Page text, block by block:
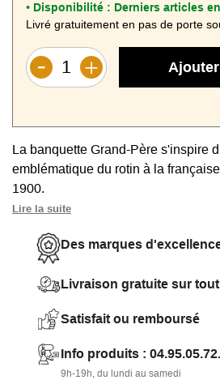
• Disponibilité : Derniers articles
Livré gratuitement en pas de porte
La banquette Grand-Père s'inspire
emblématique du rotin à la
1900.
Remis au goût du jour dans une
chambre, au salon comme canapé
terrasse couverte, ou encore
table de repas.
Lire la suite
Des marques
Livraison gratuite sur
Satisfait ou remboursé
Info produits :
9h-19h, du lundi au samedi